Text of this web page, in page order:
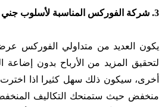
3. شركة الفوركس المناسبة لأسلوب جني الأرباح (السكالبينغ)
يكون العديد من متداولي الفوركس
لتحقيق المزيد من الأرباح بدون
أخرى، سيكون ذلك سهل كثيرا اذا
منخفض حيث ستمنحك التكاليف